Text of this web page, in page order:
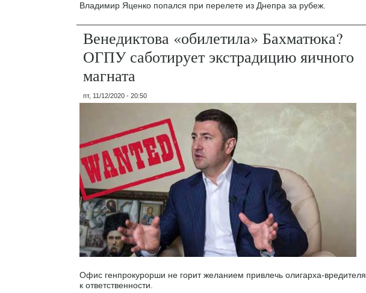
Владимир Яценко попался при перелете из Днепра за рубеж.
Венедиктова «обилетила» Бахматюка?
ОГПУ саботирует экстрадицию яичного
магната
пт, 11/12/2020 - 20:50
Офис генпрокурорши не горит желанием привлечь олигарха-вредителя
к ответственности.